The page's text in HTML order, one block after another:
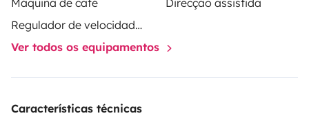
Regulador de velocidade / Cruise Control
Ver todos os equipamentos
Características técnicas